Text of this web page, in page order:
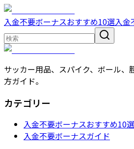
入金不要ボーナスおすすめ10選入金
サッカー用品、スパイク、ボール、
方ガイド。
カテゴリー
入金不要ボーナスおすすめ10選
入金不要ボーナスガイド